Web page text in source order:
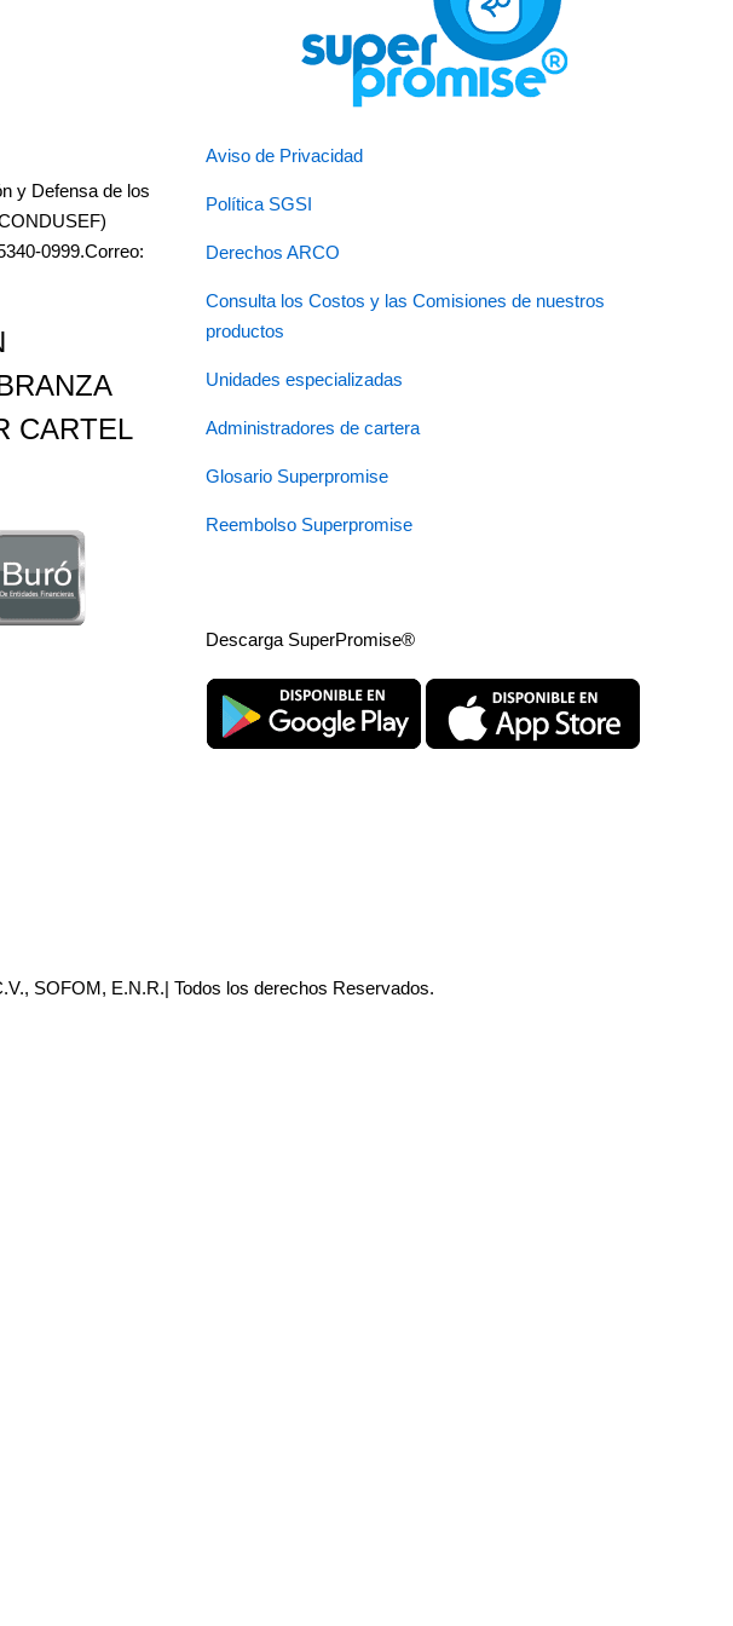
y Defensa de los
0999.Correo:
CARTEL
Aviso de Privacidad
Política SGSI
Derechos ARCO
Consulta los Costos y las Comisiones de nuestros
productos
Unidades especializadas
Administradores de cartera
Glosario Superpromise
Reembolso Superpromise
Descarga SuperPromise®
SOFOM, E.N.R.| Todos los derechos Reservados.